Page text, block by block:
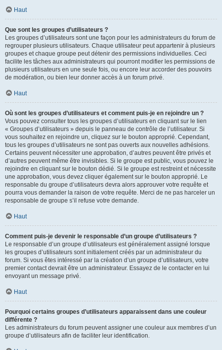
Haut
Que sont les groupes d’utilisateurs ?
Les groupes d’utilisateurs sont une façon pour les administrateurs du forum de
regrouper plusieurs utilisateurs. Chaque utilisateur peut appartenir à plusieurs
groupes et chaque groupe peut détenir des permissions individuelles. Ceci
facilite les tâches aux administrateurs qui pourront modifier les permissions de
plusieurs utilisateurs en une seule fois, ou encore leur accorder des pouvoirs
de modération, ou bien leur donner accès à un forum privé.
Haut
Où sont les groupes d’utilisateurs et comment puis-je en rejoindre un ?
Vous pouvez consulter tous les groupes d’utilisateurs en cliquant sur le lien
« Groupes d’utilisateurs » depuis le panneau de contrôle de l’utilisateur. Si
vous souhaitez en rejoindre un, cliquez sur le bouton approprié. Cependant,
tous les groupes d’utilisateurs ne sont pas ouverts aux nouvelles adhésions.
Certains peuvent nécessiter une approbation, d’autres peuvent être privés et
d’autres peuvent même être invisibles. Si le groupe est public, vous pouvez le
rejoindre en cliquant sur le bouton dédié. Si le groupe est restreint et nécessite
une approbation, vous devez cliquer également sur le bouton approprié. Le
responsable du groupe d’utilisateurs devra alors approuver votre requête et
pourra vous demander la raison de votre requête. Merci de ne pas harceler un
responsable de groupe s’il refuse votre demande.
Haut
Comment puis-je devenir le responsable d’un groupe d’utilisateurs ?
Le responsable d’un groupe d’utilisateurs est généralement assigné lorsque
les groupes d’utilisateurs sont initialement créés par un administrateur du
forum. Si vous êtes intéressé par la création d’un groupe d’utilisateurs, votre
premier contact devrait être un administrateur. Essayez de le contacter en lui
envoyant un message privé.
Haut
Pourquoi certains groupes d’utilisateurs apparaissent dans une couleur
différente ?
Les administrateurs du forum peuvent assigner une couleur aux membres d’un
groupe d’utilisateurs afin de faciliter leur identification.